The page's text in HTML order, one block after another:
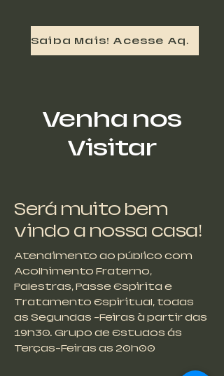
Saiba Mais! Acesse Aqui!
Venha nos
Visitar
Será muito bem
vindo a nossa casa!
Atendimento ao público com
Acolhimento Fraterno,
Palestras, Passe Espirita e
Tratamento Espiritual, todas
as Segundas -Feiras à partir das
19h30. Grupo de Estudos ás
Terças-Feiras as 20h00